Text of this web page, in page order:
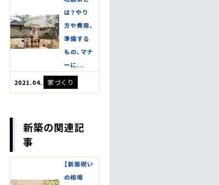
2021.04.17家づくり
は？やり
方や費用、
準備する
もの、マナ
ーに...
新築の関連記
事
【新築祝い
の相場